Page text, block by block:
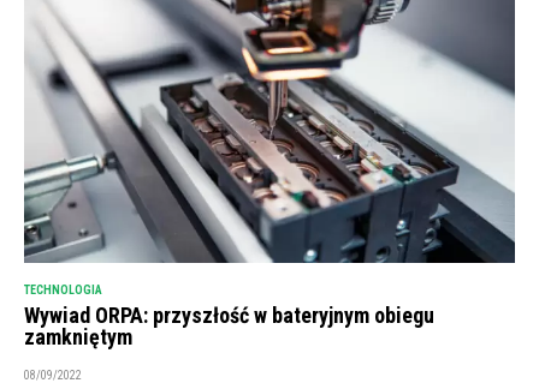
TECHNOLOGIA
Wywiad ORPA: przyszłość w bateryjnym obiegu
zamkniętym
08/09/2022